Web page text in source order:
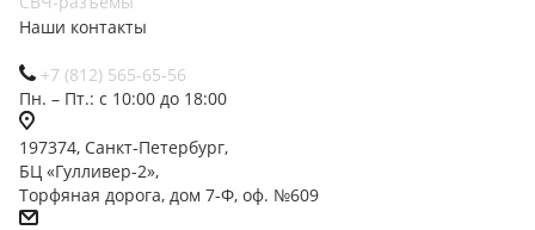
Наши контакты
+7 (812) 565-65-56
Пн. – Пт.: с 10:00 до 18:00
197374, Санкт-Петербург,
БЦ «Гулливер-2»,
Торфяная дорога, дом 7-Ф, оф. №609